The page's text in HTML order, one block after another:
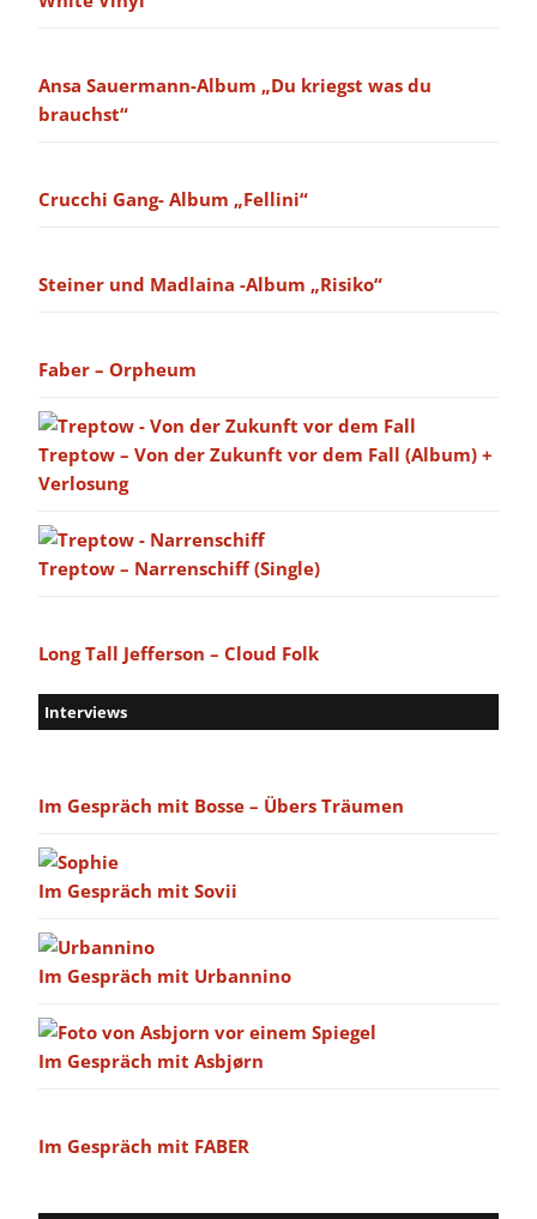
Ansa Sauermann-Album „Du kriegst was du
brauchst“
Crucchi Gang- Album „Fellini“
Steiner und Madlaina -Album „Risiko“
Faber – Orpheum
Treptow – Von der Zukunft vor dem Fall (Album) +
Verlosung
Treptow – Narrenschiff (Single)
Long Tall Jefferson – Cloud Folk
Interviews
Im Gespräch mit Bosse – Übers Träumen
Im Gespräch mit Sovii
Im Gespräch mit Urbannino
Im Gespräch mit Asbjørn
Im Gespräch mit FABER